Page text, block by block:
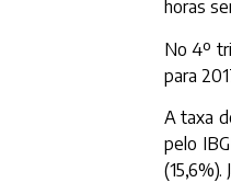
horas
No 4º
para
A taxa
pelo